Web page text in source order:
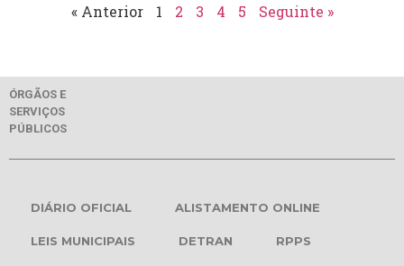
« Anterior 1 2 3 4 5 Seguinte »
ÓRGÃOS E
SERVIÇOS
PÚBLICOS
DIÁRIO OFICIAL ALISTAMENTO ONLINE
LEIS MUNICIPAIS DETRAN RPPS